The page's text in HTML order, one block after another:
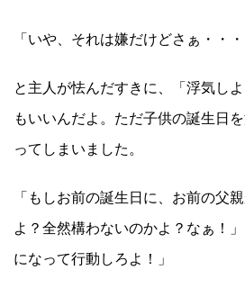
「いや、それは嫌だけどさぁ・・・
と主人が怯んだすきに、「浮気し
もいいんだよ。ただ子供の誕生日
ってしまいました。
「もしお前の誕生日に、お前の父
よ？全然構わないのかよ？なぁ！
になって行動しろよ！」